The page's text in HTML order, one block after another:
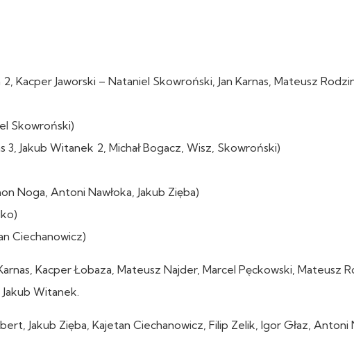
Kacper Jaworski – Nataniel Skowroński, Jan Karnas, Mateusz
Skowroński)
3, Jakub Witanek 2, Michał Bogacz, Wisz, Skowroński)
Noga, Antoni Nawłoka, Jakub Zięba)
Ciechanowicz)
Kacper Łobaza, Mateusz Najder, Marcel Pęckowski, Mateusz
Witanek.
Jakub Zięba, Kajetan Ciechanowicz, Filip Zelik, Igor Głaz, Antoni